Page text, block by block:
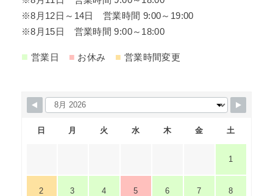
※8月12日～14日 営業時間 9:00～19:00
※8月15日 営業時間 9:00～18:00
■ 営業日 ■ お休み ■ 営業時間変更
日 月 火 水 木 金 土
1
2 3 4 5 6 7 8